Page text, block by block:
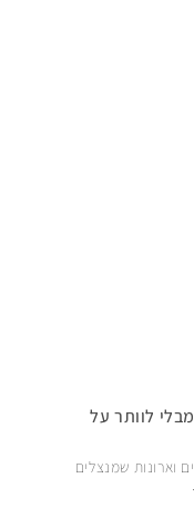
לוותר על
וארונות שמנצלים